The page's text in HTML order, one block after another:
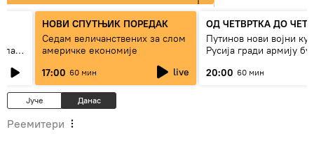
НОВИ СПУТЊИК ПОРЕДАК
Седам величанствених за слом
америчке економије
17:00 60 мин live
ОД ЧЕТВРТКА ДО
Путинов нови војни
Русија гради армију
20:00 60 мин
Јуче Данас
Реемитери